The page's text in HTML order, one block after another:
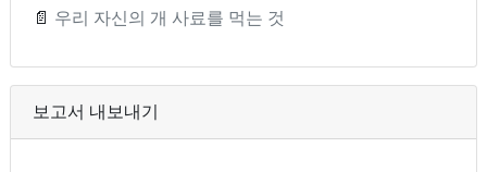
📄 우리 자신의 개 사료를 먹는 것
보고서 내보내기